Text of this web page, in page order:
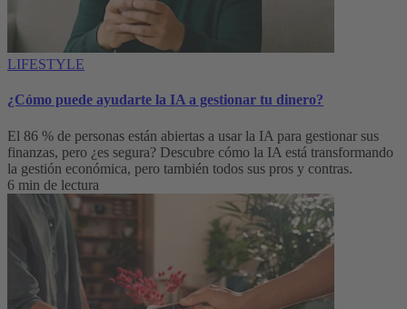
LIFESTYLE
¿Cómo puede ayudarte la IA a gestionar tu dinero?
El 86 % de personas están abiertas a usar la IA para gestionar sus
finanzas, pero ¿es segura? Descubre cómo la IA está transformando
la gestión económica, pero también todos sus pros y contras.
6 min de lectura